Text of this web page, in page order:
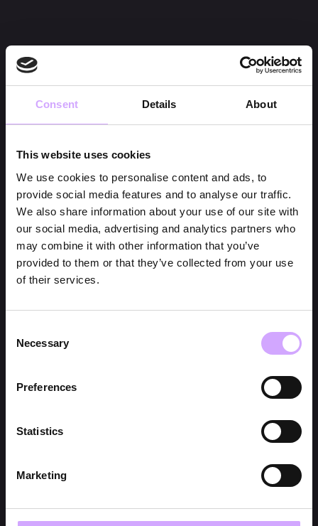
Consent Details About
This website uses cookies
We use cookies to personalise content and ads, to
provide social media features and to analyse our traffic.
We also share information about your use of our site with
our social media, advertising and analytics partners who
may combine it with other information that you’ve
provided to them or that they’ve collected from your use
of their services.
Selection
Necessary
Preferences
Statistics
Marketing